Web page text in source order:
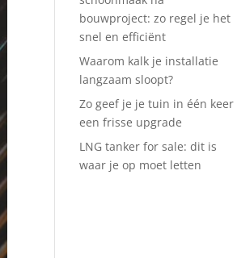
bouwproject: zo regel je het
snel en efficiënt
Waarom kalk je installatie
langzaam sloopt?
Zo geef je je tuin in één keer
een frisse upgrade
LNG tanker for sale: dit is
waar je op moet letten